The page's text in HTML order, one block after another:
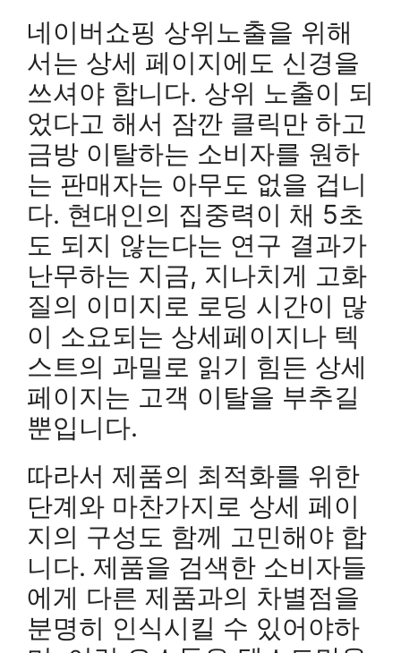
네이버쇼핑 상위노출을 위해
서는 상세 페이지에도 신경을
쓰셔야 합니다. 상위 노출이 되
었다고 해서 잠깐 클릭만 하고
금방 이탈하는 소비자를 원하
는 판매자는 아무도 없을 겁니
다. 현대인의 집중력이 채 5초
도 되지 않는다는 연구 결과가
난무하는 지금, 지나치게 고화
질의 이미지로 로딩 시간이 많
이 소요되는 상세페이지나 텍
스트의 과밀로 읽기 힘든 상세
페이지는 고객 이탈을 부추길
뿐입니다.
따라서 제품의 최적화를 위한
단계와 마찬가지로 상세 페이
지의 구성도 함께 고민해야 합
니다. 제품을 검색한 소비자들
에게 다른 제품과의 차별점을
분명히 인식시킬 수 있어야하